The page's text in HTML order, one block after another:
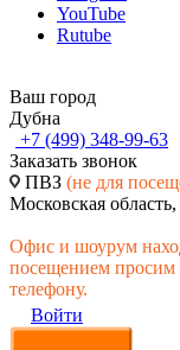
YouTube
Rutube
Ваш город
Дубна
+7 (499) 348-99-63
Заказать звонок
ПВЗ (не для
Московская
Офис и шоурум
посещением просим
телефону.
Войти